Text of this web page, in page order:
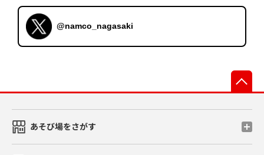
@namco_nagasaki
あそび場をさがす